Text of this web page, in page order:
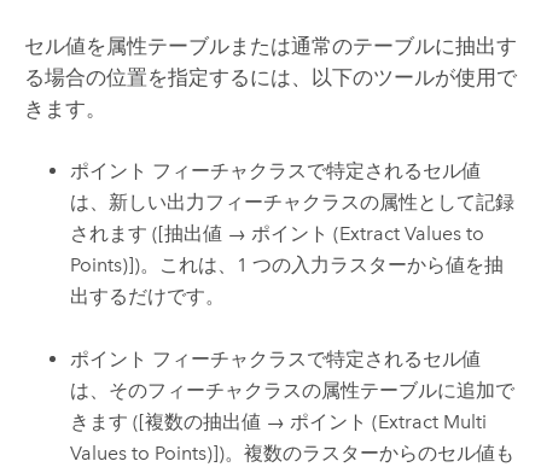
セル値を属性テーブルまたは通常のテーブルに抽出す
る場合の位置を指定するには、以下のツールが使用で
きます。
ポイント フィーチャクラスで特定されるセル値
は、新しい出力フィーチャクラスの属性として記録
されます ([抽出値 → ポイント (Extract Values to
Points)])。これは、1 つの入力ラスターから値を抽
出するだけです。
ポイント フィーチャクラスで特定されるセル値
は、そのフィーチャクラスの属性テーブルに追加で
きます ([複数の抽出値 → ポイント (Extract Multi
Values to Points)])。複数のラスターからのセル値も